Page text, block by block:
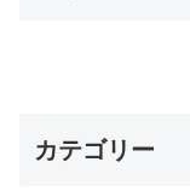
カテゴリー